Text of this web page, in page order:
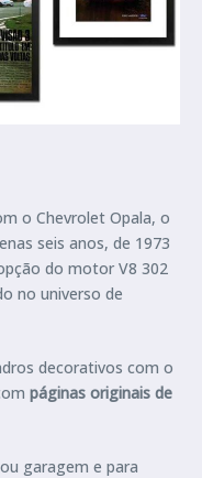
o Chevrolet Opala, o
seis anos, de 1973
do motor V8 302
no universo de
decorativos com o
páginas originais de
garagem e para